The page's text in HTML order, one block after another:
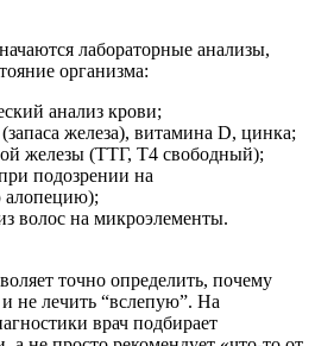
лабораторные анализы,
организма:
анализ крови;
железа), витамина D, цинка;
железы (ТТГ, Т4 свободный);
подозрении на
алопецию);
волос на микроэлементы.
точно определить, почему
не лечить “вслепую”. На
врач подбирает